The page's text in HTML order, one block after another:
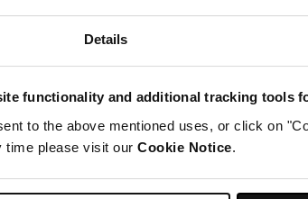
Details
functionality and additional tracking tools
to the above mentioned uses, or click on
time please visit our Cookie Notice.